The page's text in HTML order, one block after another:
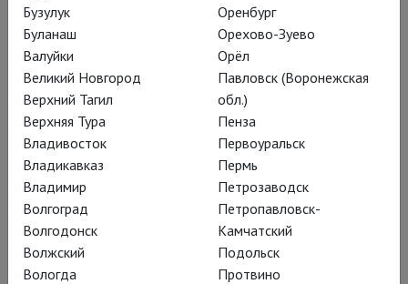
Вадим Рутковский
Песни о выживших
детях
«Жестокие игры» – первый
спектакль, поставленный Евгением
Марчелли на большой сцене Театра
имени Моссовета в статусе
художественного руководителя
Бузулук
Буланаш
Валуйки
Великий Новгород
Верхний Тагил
Верхняя Тура
Владивосток
Владикавказ
Владимир
Волгоград
Волгодонск
Волжский
Вологда
Оренбург
Орехово-Зуево
Орёл
Павловск (Воронежская
обл.)
Пенза
Первоуральск
Пермь
Петрозаводск
Петропавловск-
Камчатский
Подольск
Протвино